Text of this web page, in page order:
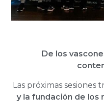
De los
Las próximas sesiones
y la fundación de los